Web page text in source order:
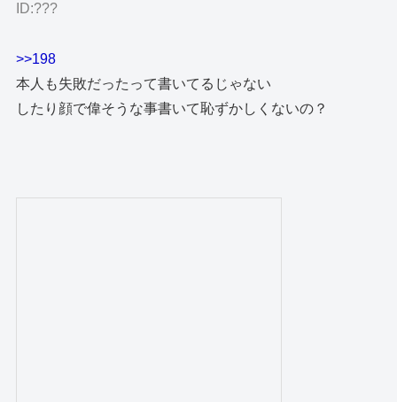
ID:???
>>198
本人も失敗だったって書いてるじゃない
したり顔で偉そうな事書いて恥ずかしくないの？